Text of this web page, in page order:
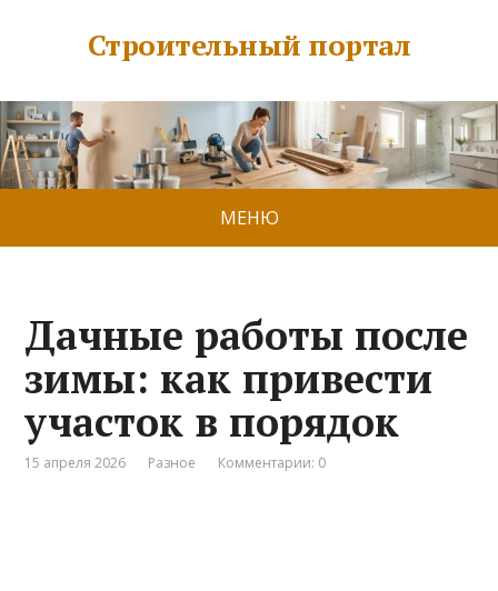
Строительный портал
МЕНЮ
Дачные работы после
зимы: как привести
участок в порядок
15 апреля 2026 Разное Комментарии: 0